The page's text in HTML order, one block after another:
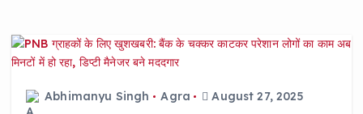
Abhimanyu Singh Agra August 27, 2025